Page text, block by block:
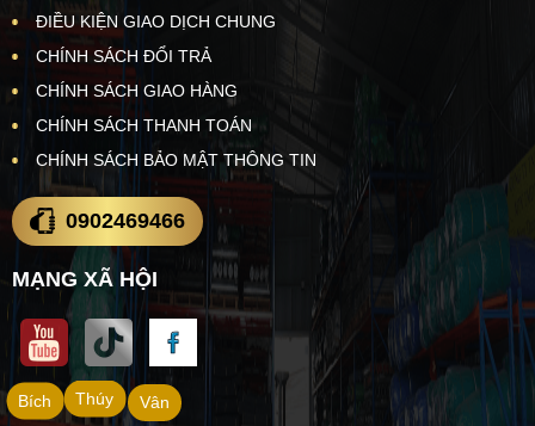
ĐIỀU KIỆN GIAO DỊCH CHUNG
CHÍNH SÁCH ĐỔI TRẢ
CHÍNH SÁCH GIAO HÀNG
CHÍNH SÁCH THANH TOÁN
CHÍNH SÁCH BẢO MẬT THÔNG TIN
0902469466
MẠNG XÃ HỘI
Vân
Thúy
Bích